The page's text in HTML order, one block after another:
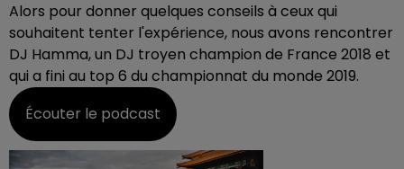
Alors pour donner quelques conseils à ceux qui
souhaitent tenter l'expérience, nous avons rencontrer
DJ Hamma, un DJ troyen champion de France 2018 et
qui a fini au top 6 du championnat du monde 2019.
Écouter le podcast